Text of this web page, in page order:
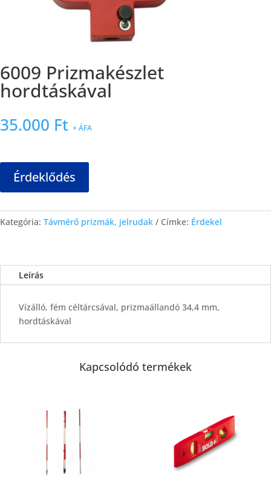
6009 Prizmakészlet
hordtáskával
35.000 Ft + ÁFA
Érdeklődés
Kategória: Távmérő prizmák, jelrudak Címke: Érdekel
Leírás
Vízálló, fém céltárcsával, prizmaállandó 34,4 mm,
hordtáskával
Kapcsolódó termékek